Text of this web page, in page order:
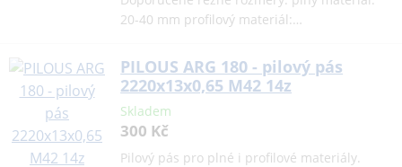
20-40 mm profilový materiál:…
PILOUS ARG 180 - pilový pás
2220x13x0,65 M42 14z
Skladem
300 Kč
Pilový pás pro plné i profilové materiály.